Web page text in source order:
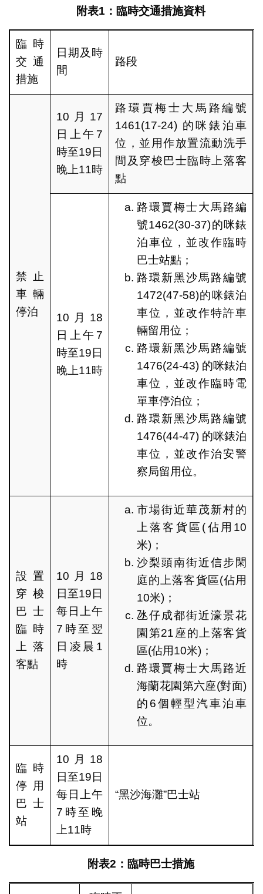
附表1 ：臨時交通措施資料
臨時
交通
措施
日期及時
間
路段
禁止
車輛
停泊
10月17
日上午7
時至19日
晚上11時
路環賈梅士大馬路編號
1461(17-24) 的咪錶泊車
位，並用作放置流動洗手
間及穿梭巴士臨時上落客
點
10月18
日上午7
時至19日
晚上11時
路環賈梅士大馬路編
號1462(30-37)的咪錶
泊車位，並改作臨時
巴士站點；
路環新黑沙馬路編號
1472(47-58)的咪錶泊
車位，並改作特許車
輛留用位；
路環新黑沙馬路編號
1476(24-43) 的咪錶泊
車位，並改作臨時電
單車停泊位；
路環新黑沙馬路編號
1476(44-47) 的咪錶泊
車位，並改作治安警
察局留用位。
設置
穿梭
巴士
臨時
上落
客點
10月18
日至19日
每日上午
7時至翌
日凌晨1
時
市場街近華茂新村的
上落客貨區(佔用10
米)；
沙梨頭南街近信步閑
庭的上落客貨區(佔用
10米)；
氹仔成都街近濠景花
園第21座的上落客貨
區(佔用10米)；
路環賈梅士大馬路近
海蘭花園第六座(對面)
的6個輕型汽車泊車
位。
臨時
停用
巴士
站
10月18
日至19日
每日上午
7時至晚
上11時
“黑沙海灘”巴士站
附表2 ：臨時巴士措施